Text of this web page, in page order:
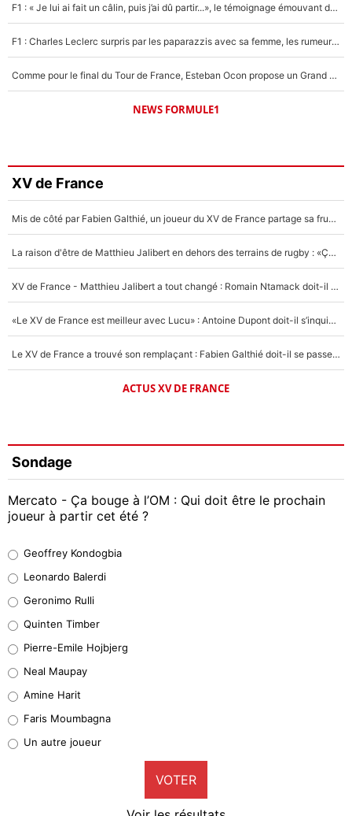
F1 : « Je lui ai fait un câlin, puis j’ai dû partir...», le témoignage émouvant de Max Verstappen sur sa fille
F1 : Charles Leclerc surpris par les paparazzis avec sa femme, les rumeurs étaient vraies !
Comme pour le final du Tour de France, Esteban Ocon propose un Grand Prix de Formule 1 à Paris : «Autour de l’Arc de Triomphe, ce serait génial» !
NEWS FORMULE1
XV de France
Mis de côté par Fabien Galthié, un joueur du XV de France partage sa frustration : «ils ne me l’ont pas dit tout de suite»
La raison d'être de Matthieu Jalibert en dehors des terrains de rugby : «Ça m'atteint autant que si tu touches à un membre de ma famille»
XV de France - Matthieu Jalibert a tout changé : Romain Ntamack doit-il s’inquiéter pour sa place à un an de la Coupe du monde ?
«Le XV de France est meilleur avec Lucu» : Antoine Dupont doit-il s’inquiéter pour sa place ?
Le XV de France a trouvé son remplaçant : Fabien Galthié doit-il se passer d'Antoine Dupont ?
ACTUS XV DE FRANCE
Sondage
Mercato - Ça bouge à l’OM : Qui doit être le prochain
joueur à partir cet été ?
38%
32%
5%
1%
9%
Geoffrey Kondogbia
Leonardo Balerdi
Geronimo Rulli
Quinten Timber
Pierre-Emile Hojbjerg
Neal Maupay
Amine Harit
Faris Moumbagna
Un autre joueur
VOTER